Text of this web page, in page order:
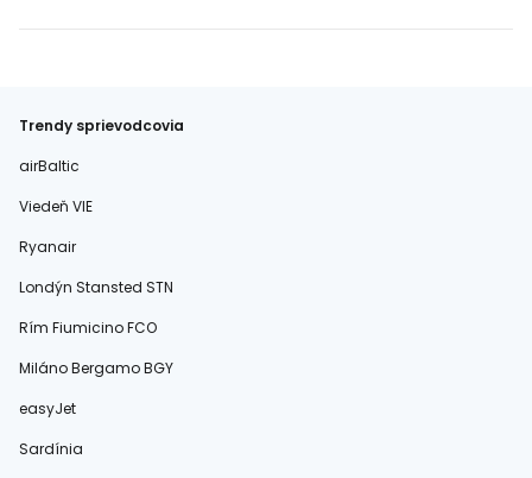
Trendy sprievodcovia
airBaltic
Viedeň VIE
Ryanair
Londýn Stansted STN
Rím Fiumicino FCO
Miláno Bergamo BGY
easyJet
Sardínia